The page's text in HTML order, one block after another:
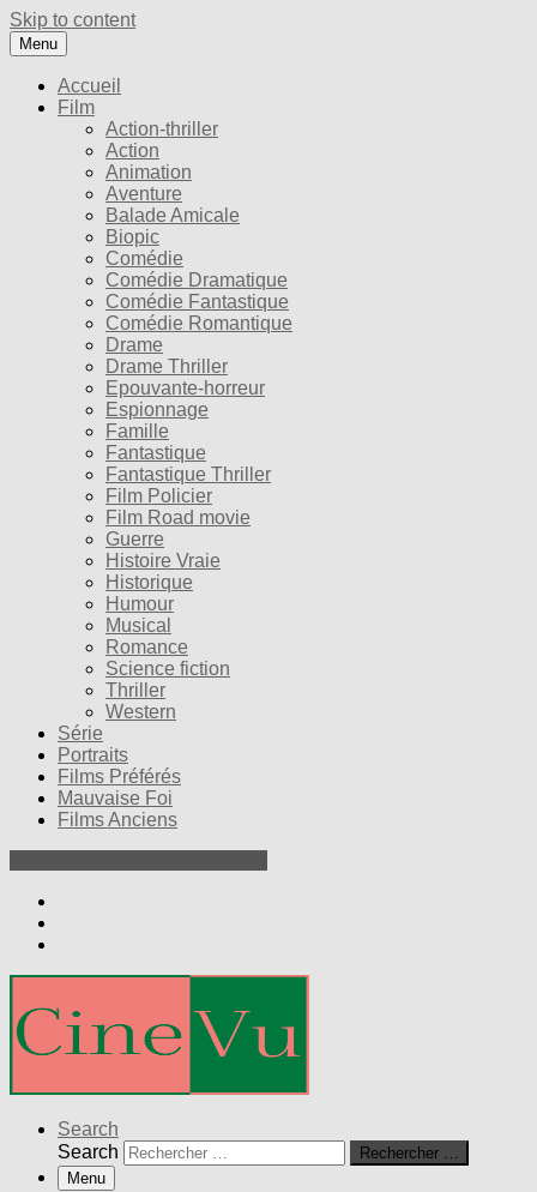
Skip to content
Menu
Accueil
Film
Action-thriller
Action
Animation
Aventure
Balade Amicale
Biopic
Comédie
Comédie Dramatique
Comédie Fantastique
Comédie Romantique
Drame
Drame Thriller
Epouvante-horreur
Espionnage
Famille
Fantastique
Fantastique Thriller
Film Policier
Film Road movie
Guerre
Histoire Vraie
Historique
Humour
Musical
Romance
Science fiction
Thriller
Western
Série
Portraits
Films Préférés
Mauvaise Foi
Films Anciens
Search
Search
Rechercher …
Menu